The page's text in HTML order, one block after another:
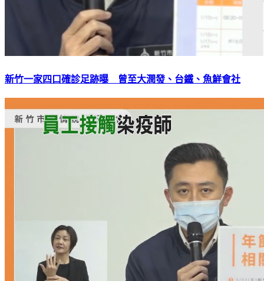
新竹一家四口確診足跡曝 曾至大潤發、台鐵、魚鮮會社